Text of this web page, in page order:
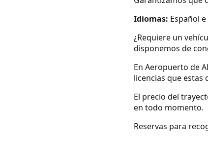
Idiomas: Español
¿Requiere un
disponemos de
En Aeropuerto de
licencias que estas
El precio del
en todo momento.
Reservas para